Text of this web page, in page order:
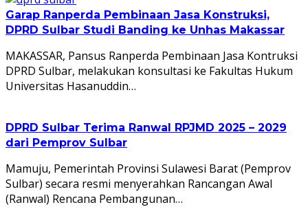
Garap Ranperda Pembinaan Jasa Konstruksi,
DPRD Sulbar Studi Banding ke Unhas Makassar
MAKASSAR, Pansus Ranperda Pembinaan Jasa Kontruksi
DPRD Sulbar, melakukan konsultasi ke Fakultas Hukum
Universitas Hasanuddin…
DPRD Sulbar Terima Ranwal RPJMD 2025 – 2029
dari Pemprov Sulbar
Mamuju, Pemerintah Provinsi Sulawesi Barat (Pemprov
Sulbar) secara resmi menyerahkan Rancangan Awal
(Ranwal) Rencana Pembangunan…